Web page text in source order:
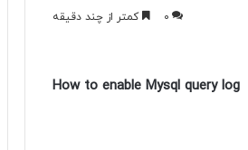
0 کمتر از چند دقیقه
How to enable Mysql query log